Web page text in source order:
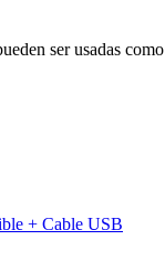
ser usadas como
+ Cable USB